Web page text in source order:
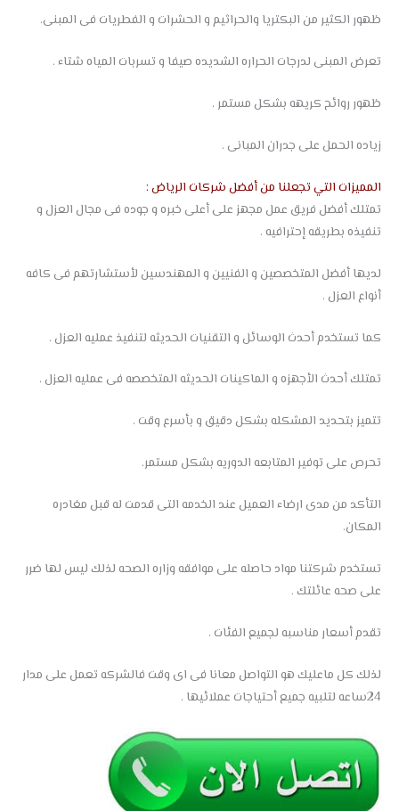
ظهور الكثير من البكتريا والحراثيم و الحشرات و الفطريات فى المبنى.
تعرض المبنى لدرجات الحراره الشديده صيفا و تسربات المياه شتاء .
ظهور روائح كريهه بشكل مستمر .
زياده الحمل على جدران المبانى .
المميزات التي تجعلنا من أفضل شركات الرياض :
تمتلك أفضل فريق عمل مجهز على أعلى خبره و جوده فى مجال العزل و
تنفيذه بطريقه إحترافيه .
لديها أفضل المتخصصين و الفنيين و المهندسين لأستشارتهم فى كافه
أنواع العزل .
كما تستخدم أحدث الوسائل و التقنيات الحديثه لتنفيذ عمليه العزل .
تمتلك أحدث الأجهزه و الماكينات الحديثه المتخصصه فى عمليه العزل .
تتميز بتحديد المشكله بشكل دقيق و بأسرع وقت .
تحرص على توفير المتابعه الدوريه بشكل مستمر.
التأكد من مدى ارضاء العميل عند الخدمه التى قدمت له قبل مغادره
المكان.
تستخدم شركتنا مواد حاصله على موافقه وزاره الصحه لذلك ليس لها ضرر
على صحه عائلتك .
تقدم أسعار مناسبه لجميع الفئات .
لذلك كل ماعليك هو التواصل معانا فى اى وقت فالشركه تعمل على مدار
24ساعه لتلبيه جميع أحتياجات عملائيها .